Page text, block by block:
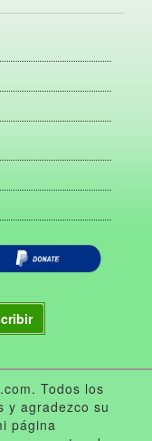
Todos los
y agradezco su
página